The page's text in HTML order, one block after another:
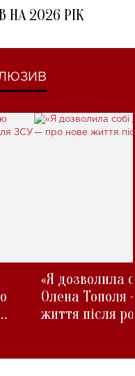
НА 2026 РІК
«Я дозволила
Олена Тополя
життя після